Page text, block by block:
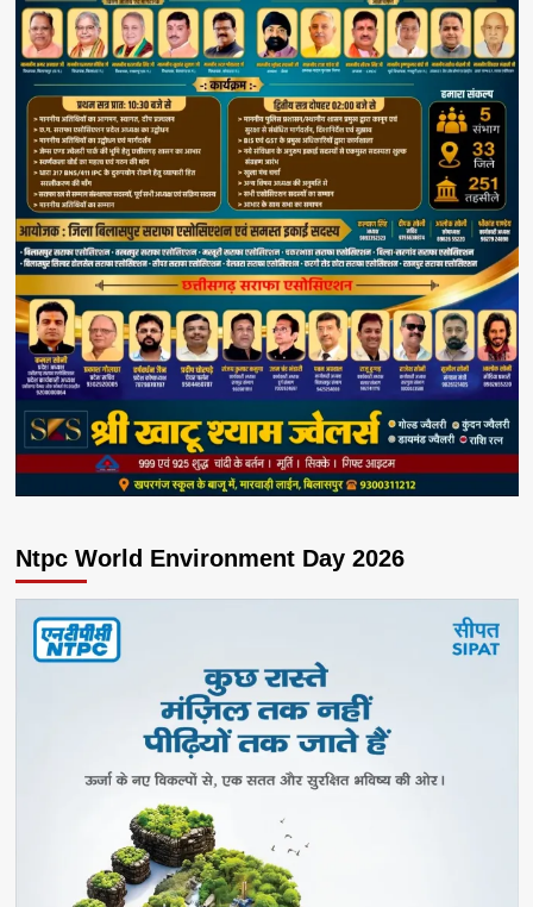
Ntpc World Environment Day 2026